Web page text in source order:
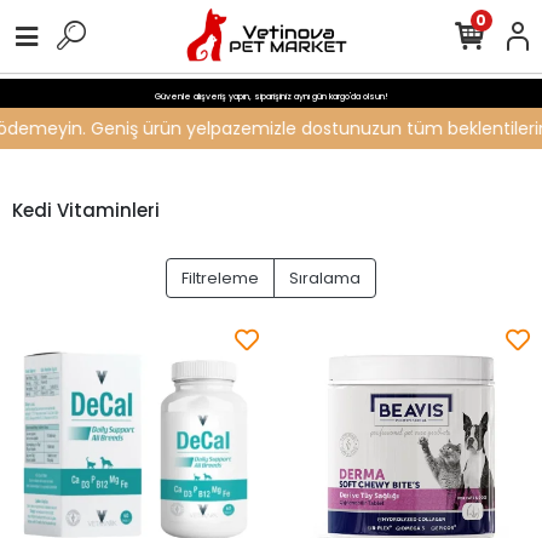
Güvenle alışveriş yapın, siparişiniz aynı gün kargo'da olsun!
Geniş ürün yelpazemizle dostunuzun tüm beklentilerini
0
Kedi Vitaminleri
Filtreleme Sıralama